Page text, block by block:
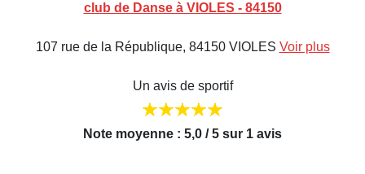
club de Danse à VIOLES - 84150
107 rue de la République, 84150 VIOLES Voir plus
Un avis de sportif
Note moyenne : 5,0 / 5 sur 1 avis